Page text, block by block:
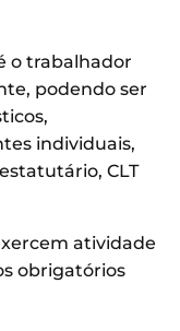
o trabalhador
podendo ser
individuais,
CLT
atividade
obrigatórios